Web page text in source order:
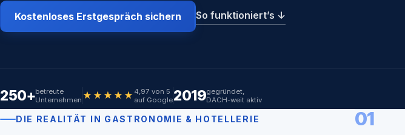
Kostenloses Erstgespräch sichern So funktioniert’s ↓
250+betreute
Unternehmen ★★★★★ 4,97 von 5
auf Google2019gegründet,
DACH-weit aktiv
DIE REALITÄT IN GASTRONOMIE & HOTELLERIE 01